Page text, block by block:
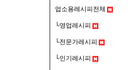
업소용레시피전체
└영업레시피
└전문가레시피
└인기레시피